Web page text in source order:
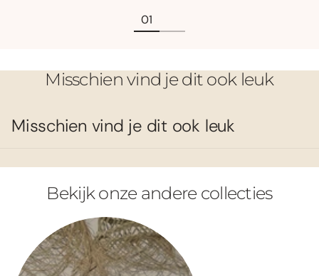
Misschien vind je dit ook leuk
Misschien vind je dit ook leuk
Bekijk onze andere collecties